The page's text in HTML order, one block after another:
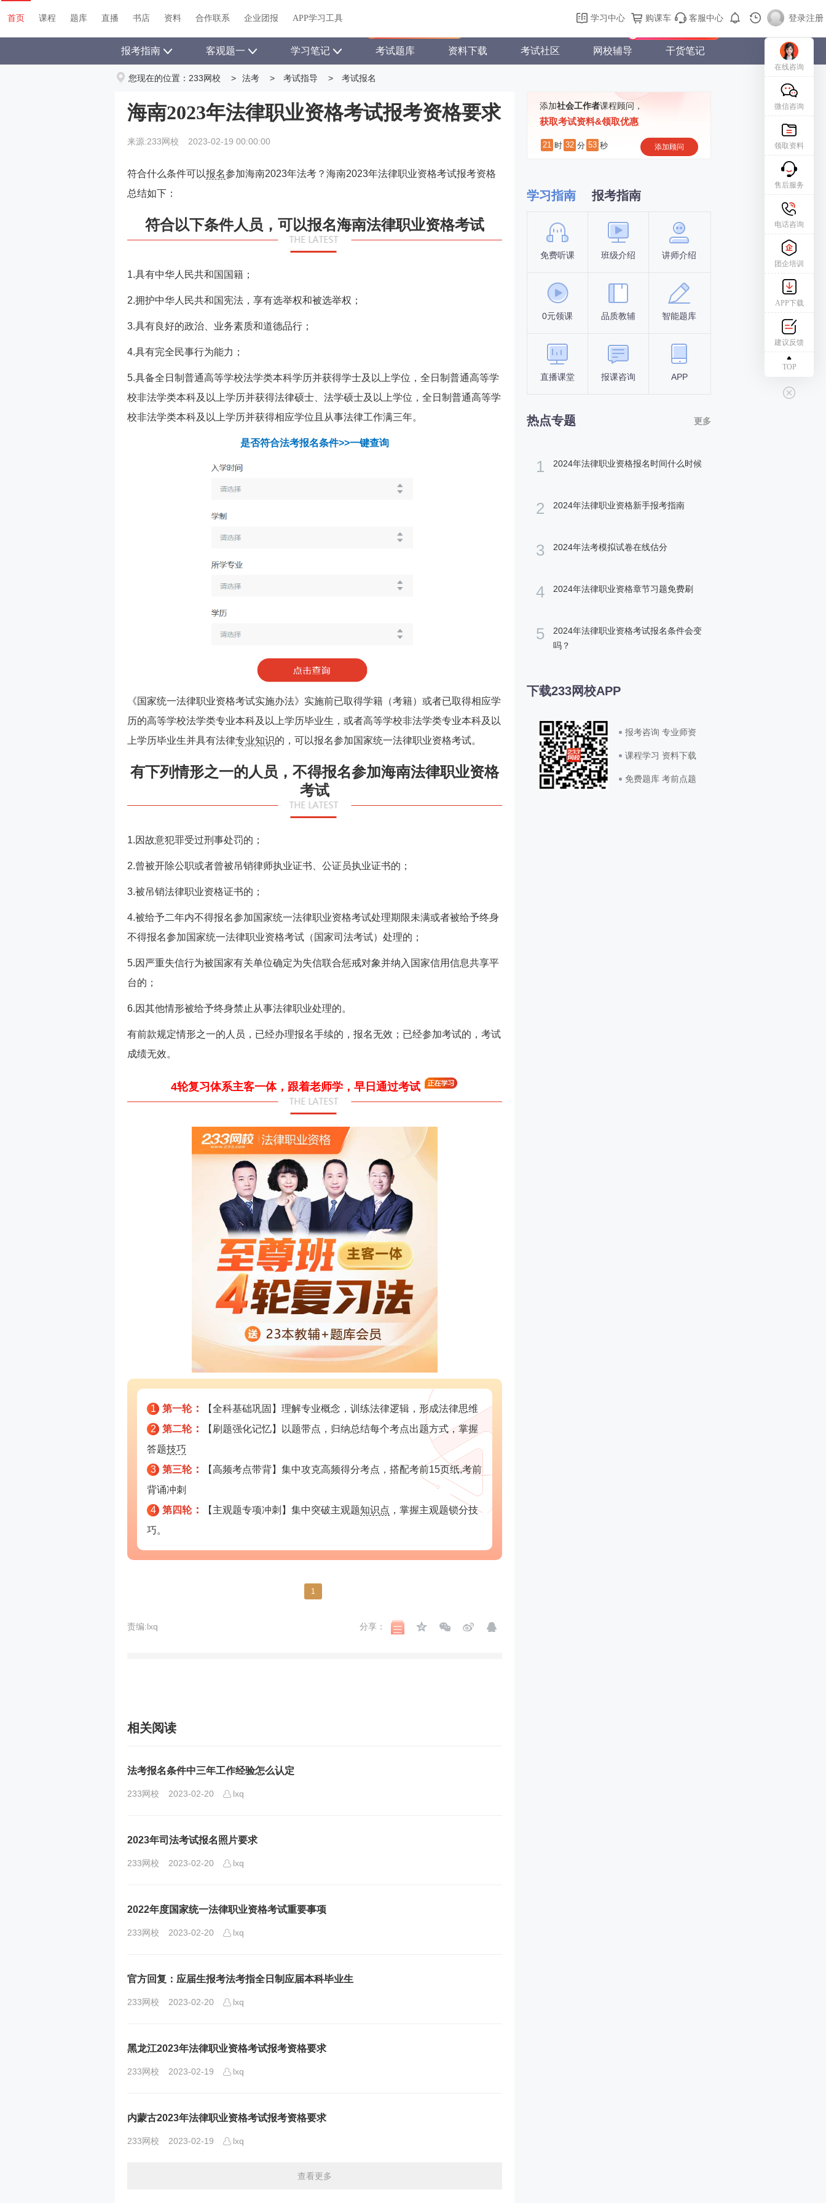
首页 课程 题库 直播 书店 资料 关于我们 帮助中心 购课车 登录/注册
首页 课程 题库 直播 书店 资料 合作联系 企业团报 APP学习工具 学习中心 购课车 客服中心 登录|注册
报考指南 客观题一 学习笔记 考试题库 资料下载 考试社区 网校辅导 干货笔记
您现在的位置： 233网校 > 法考 > 考试指导 > 考试报名
海南2023年法律职业资格考试报考资格要求
来源:233网校 2023-02-19 00:00:00
符合什么条件可以报名参加海南2023年法考？海南2023年法律职业资格考试报考资格
总结如下：
符合以下条件人员，可以报名海南法律职业资格考试
1.具有中华人民共和国国籍；
2.拥护中华人民共和国宪法，享有选举权和被选举权；
3.具有良好的政治、业务素质和道德品行；
4.具有完全民事行为能力；
5.具备全日制普通高等学校法学类本科学历并获得学士及以上学位，全日制普通高等学
校非法学类本科及以上学历并获得法律硕士、法学硕士及以上学位，全日制普通高等学
校非法学类本科及以上学历并获得相应学位且从事法律工作满三年。
是否符合法考报名条件>>一键查询
《国家统一法律职业资格考试实施办法》实施前已取得学籍（考籍）或者已取得相应学
历的高等学校法学类专业本科及以上学历毕业生，或者高等学校非法学类专业本科及以
上学历毕业生并具有法律专业知识的，可以报名参加国家统一法律职业资格考试。
有下列情形之一的人员，不得报名参加海南法律职业资格
考试
1.因故意犯罪受过刑事处罚的；
2.曾被开除公职或者曾被吊销律师执业证书、公证员执业证书的；
3.被吊销法律职业资格证书的；
4.被给予二年内不得报名参加国家统一法律职业资格考试处理期限未满或者被给予终身
不得报名参加国家统一法律职业资格考试（国家司法考试）处理的；
5.因严重失信行为被国家有关单位确定为失信联合惩戒对象并纳入国家信用信息共享平
台的；
6.因其他情形被给予终身禁止从事法律职业处理的。
有前款规定情形之一的人员，已经办理报名手续的，报名无效；已经参加考试的，考试
成绩无效。
4轮复习体系主客一体，跟着老师学，早日通过考试
1 第一轮：
【全科基础巩固】理解专业概念，训练法律逻辑，形成法律思维
2
第二轮：
【刷题强化记忆】以题带点，归纳总结每个考点出题方式，掌握
答题技巧
3
第三轮：
【高频考点带背】集中攻克高频得分考点，搭配考前15页纸,考前
背诵冲刺
4
第四轮： 【主观题专项冲刺】集中突破主观题知识点 ，掌握主观题锁分技
巧。
1
责编:lxq 分享：
相关阅读
法考报名条件中三年工作经验怎么认定
233网校 2023-02-20 lxq
2023年司法考试报名照片要求
233网校 2023-02-20 lxq
2022年度国家统一法律职业资格考试重要事项
233网校 2023-02-20 lxq
官方回复：应届生报考法考指全日制应届本科毕业生
233网校 2023-02-20 lxq
黑龙江2023年法律职业资格考试报考资格要求
233网校 2023-02-19 lxq
内蒙古2023年法律职业资格考试报考资格要求
233网校 2023-02-19 lxq
查看更多
添加社会工作者课程顾问，
获取考试资料&领取优惠
21 时 32 分 52 秒 添加顾问
学习指南 报考指南
免费听课 班级介绍 讲师介绍
0元领课 品质教辅 智能题库
直播课堂 报课咨询 APP
报名时间
考试时间
热点专题 更多
1 2024年法律职业资格报名时间什么时候
2 2024年法律职业资格新手报考指南
3 2024年法考模拟试卷在线估分
4 2024年法律职业资格章节习题免费刷
5
2024年法律职业资格考试报名条件会变
吗？
下载233网校APP
报考咨询 专业师资
课程学习 资料下载
免费题库 考前点题
在线咨询
微信咨询
领取资料
售后服务
电话咨询
团企培训
APP下载
建议反馈
TOP